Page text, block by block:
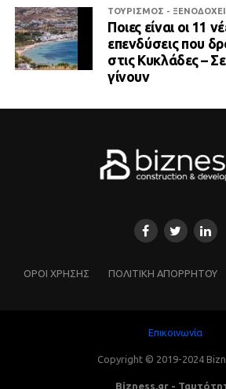
ΤΟΥΡΙΣΜΟΣ -
Ποιες είναι οι 11
επενδύσεις που
στις Κυκλάδες –
γίνουν
ΌΡΟΙ ΧΡΗΣΗΣ ΠΟΛΙΤΙΚΗ ΑΠΟΡΡΗΤΟΥ
Επικοινωνία
Copyright © 2019-2024
Bizness.gr -